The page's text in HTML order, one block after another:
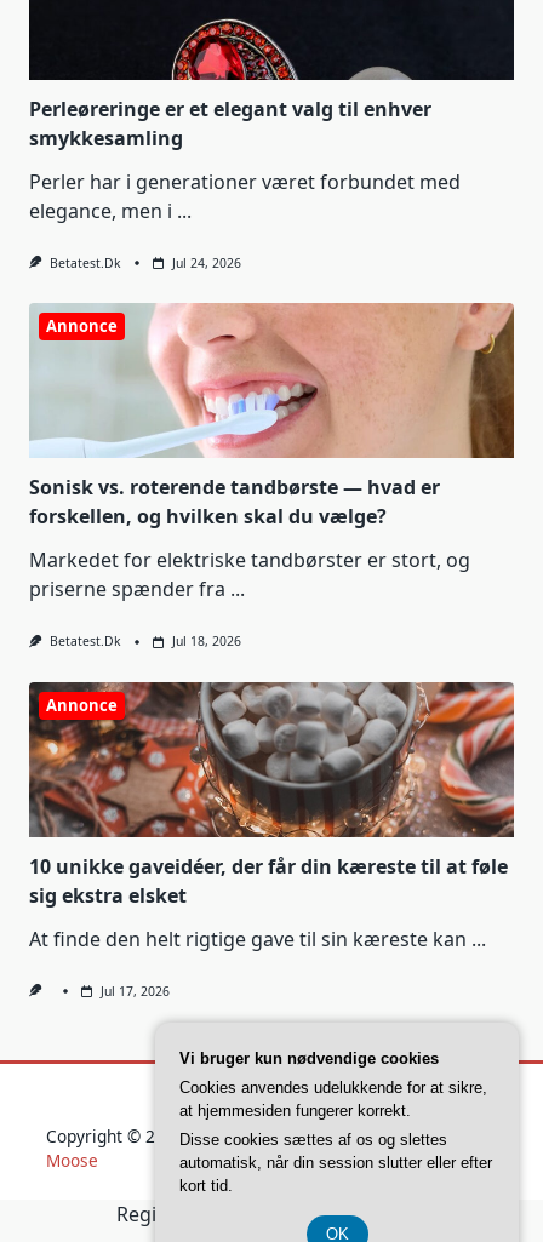
Perleøreringe er et elegant valg til enhver
smykkesamling
Perler har i generationer været forbundet med
elegance, men i ...
Betatest.dk Jul 24, 2026
Annonce
Sonisk vs. roterende tandbørste — hvad er
forskellen, og hvilken skal du vælge?
Markedet for elektriske tandbørster er stort, og
priserne spænder fra ...
Betatest.dk Jul 18, 2026
Annonce
10 unikke gaveidéer, der får din kæreste til at føle
sig ekstra elsket
At finde den helt rigtige gave til sin kæreste kan ...
Jul 17, 2026
Copyright © 2026Yuki Blogger ThemeDesigned By
Moose
Registreringsnummer 37 40 77 39
Vi bruger kun nødvendige cookies
Cookies anvendes udelukkende for at sikre,
at hjemmesiden fungerer korrekt.
Disse cookies sættes af os og slettes
automatisk, når din session slutter eller efter
kort tid.
OK